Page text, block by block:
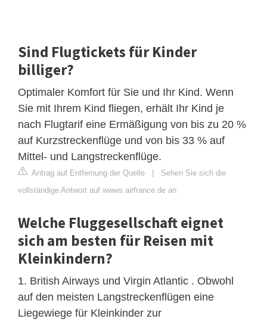
Sind Flugtickets für Kinder
billiger?
Optimaler Komfort für Sie und Ihr Kind. Wenn
Sie mit Ihrem Kind fliegen, erhält Ihr Kind je
nach Flugtarif eine Ermäßigung von bis zu 20 %
auf Kurzstreckenflüge und von bis 33 % auf
Mittel- und Langstreckenflüge.
Antrag auf Entfernung der Quelle | Sehen Sie sich die
vollständige Antwort auf wwws.airfrance.de an
Welche Fluggesellschaft eignet
sich am besten für Reisen mit
Kleinkindern?
1. British Airways und Virgin Atlantic . Obwohl
auf den meisten Langstreckenflügen eine
Liegewiege für Kleinkinder zur